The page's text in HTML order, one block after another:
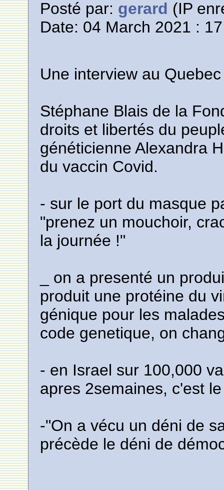
Posté par: gerard (IP
Date: 04 March 2021 :
Une interview au Quebec
Stéphane Blais de la
droits et libertés du
généticienne Alexandra
du vaccin Covid.
- sur le port du masque
"prenez un mouchoir,
la journée !"
_ on a presenté un
produit une protéine du
génique pour les
code genetique, on
- en Israel sur 100,000
apres 2semaines, c'est
-"On a vécu un déni de
précède le déni de